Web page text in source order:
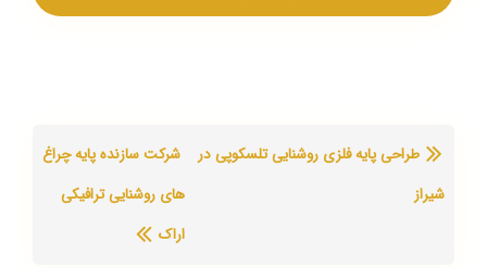
طراحی پایه فلزی روشنایی تلسکوپی در
شیراز
شرکت سازنده پایه چراغ
های روشنایی ترافیکی
اراک